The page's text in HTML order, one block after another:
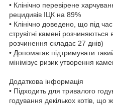
• Клінічно перевірене
рецидивів ІЦК на 89%
• Клінічно доведено, що під
струвітні камені
розчинення складає 27 днів)
• Допомагає підтримувати
мінімізує ризик утворення
Додаткова інформація
• Підходить для тривалого
годування декількох котів, що